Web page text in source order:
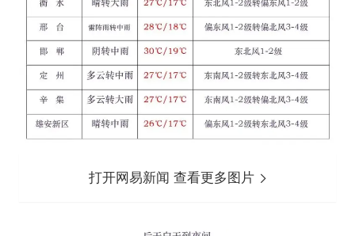
打开网易新闻 查看更多图片